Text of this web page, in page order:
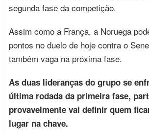
segunda fase da competição.
Assim como a França, a Noruega
pontos no duelo de hoje contra o
também vaga na próxima fase.
As duas lideranças do grupo se
última rodada da primeira fase,
provavelmente vai definir quem
lugar na chave.